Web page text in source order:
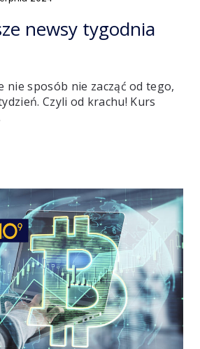
newsy tygodnia
nie sposób nie zacząć od tego,
Czyli od krachu! Kurs